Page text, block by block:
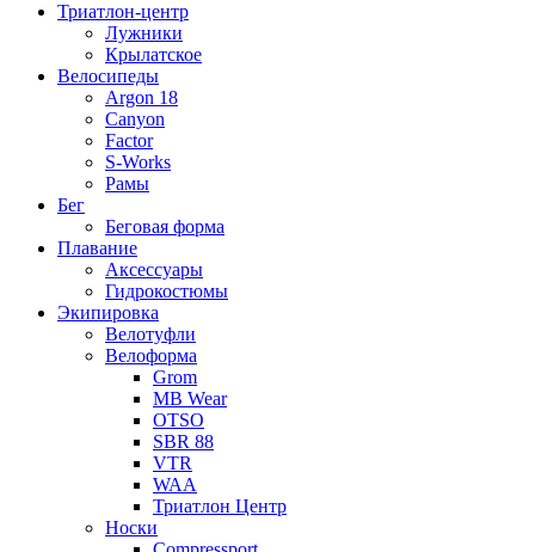
Триатлон-центр
Лужники
Крылатское
Велосипеды
Argon 18
Canyon
Factor
S-Works
Рамы
Бег
Беговая форма
Плавание
Аксессуары
Гидрокостюмы
Экипировка
Велотуфли
Велоформа
Grom
MB Wear
OTSO
SBR 88
VTR
WAA
Триатлон Центр
Носки